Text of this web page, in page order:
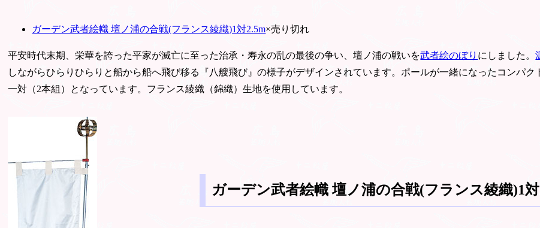
ガーデン武者絵幟 壇ノ浦の合戦(フランス綾織)1対2.5m×売り切れ
平安時代末期、栄華を誇った平家が滅亡に至った治承・寿永の乱の最後の争い、壇ノ浦の戦いを武者絵のぼり にしました。
しながらひらりひらりと船から船へ飛び移る『八艘飛び』の様子がデザインされています。ポールが一緒になったコンパク
一対（2本組）となっています。フランス綾織（錦織）生地を使用しています。
ガーデン武者絵幟 壇ノ浦の合戦(フランス綾織)1